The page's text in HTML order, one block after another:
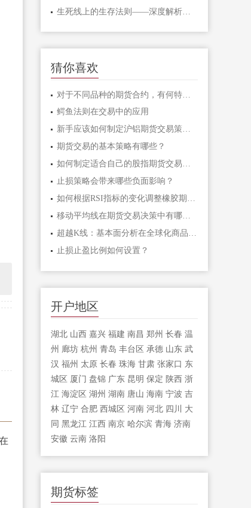
生死线上的生存法则——深度解析期货爆
猜你喜欢
对于不同品种的期货合约，有何特定的交
鳄鱼法则在交易中的应用
新手应该如何制定沪铝期货交易策略？
期货交易的基本策略有哪些？
如何制定适合自己的股指期货交易策略
止损策略会带来哪些负面影响？
如何根据RSI指标的变化调整橡胶期货的交
移动平均线在期货交易决策中有哪些具体
止损止盈比例如何设置？
开户地区
湖北 山西 嘉兴 福建 南昌 郑州 长春 温
州 廊坊 杭州 青岛 丰台区 承德 山东 武
汉 福州 太原 长春 珠海 甘肃 张家口 东
城区 厦门 盘锦 广东 昆明 保定 陕西 浙
江 海淀区 湖州 湖南 唐山 海南 宁波 吉
林 辽宁 合肥 西城区 河南 河北 四川
大
同 黑龙江 江西 南京 哈尔滨 青海 济南
安徽 云南 洛阳
期货标签